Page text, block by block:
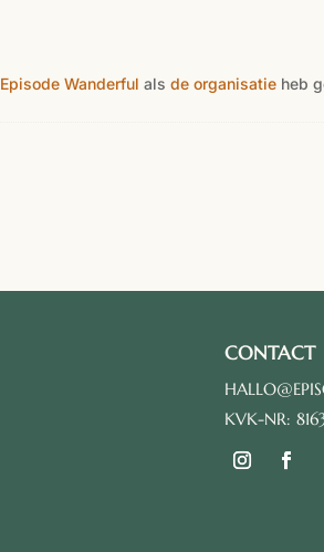
Episode Wanderfulalsde organisatie heb
CONTACT
KVK-NR: